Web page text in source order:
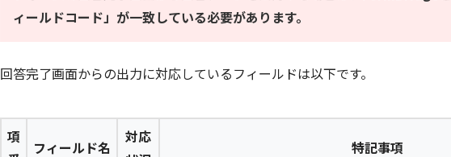
ィールドコード」が一致している必要があります。
回答完了画面からの出力に対応しているフィールドは以下です。
項
フィールド名
対応
特記事項